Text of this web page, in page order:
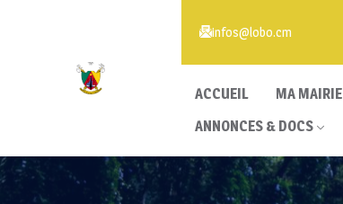
infos@lobo.cm
ACCUEIL MA MAIRIE
ANNONCES & DOCS